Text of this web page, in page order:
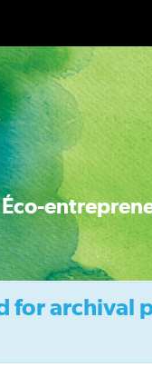
Éco-
for archival